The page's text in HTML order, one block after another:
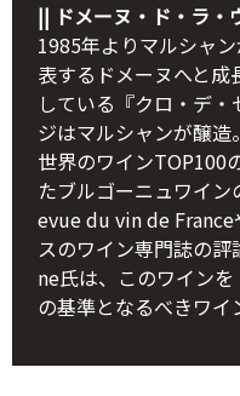
|| ドメーヌ・ド・ラ・
1985年よりマルシャ
表するドメーヌへと
している『クロ・デ
ジはマルシャンが醸造
世界のワインTOP100
たブルゴーニュワイ
evue du vin de
スのワイン専門誌の
ne氏は、このワイン
の基準となるべきワイ